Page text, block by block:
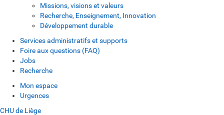
Missions, visions et valeurs
Recherche, Enseignement, Innovation
Développement durable
Services administratifs et supports
Foire aux questions (FAQ)
Jobs
Recherche
Mon espace
Urgences
CHU de Liège